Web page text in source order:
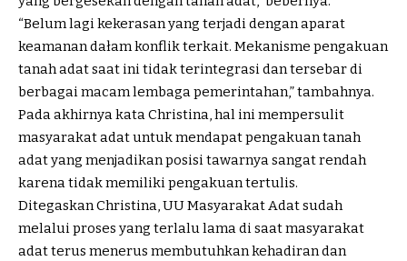
“Belum lagi kekerasan yang terjadi dengan aparat
keamanan dałam konflik terkait. Mekanisme pengakuan
tanah adat saat ini tidak terintegrasi dan tersebar di
berbagai macam lembaga pemerintahan,” tambahnya.
Pada akhirnya kata Christina, hal ini mempersulit
masyarakat adat untuk mendapat pengakuan tanah
adat yang menjadikan posisi tawarnya sangat rendah
karena tidak memiliki pengakuan tertulis.
Ditegaskan Christina, UU Masyarakat Adat sudah
melalui proses yang terlalu lama di saat masyarakat
adat terus menerus membutuhkan kehadiran dan